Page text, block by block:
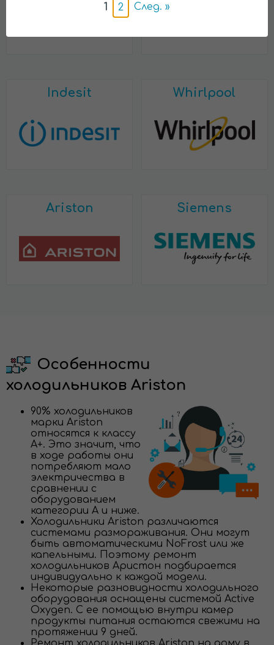
Indesit Whirlpool
Ariston Siemens
Особенности
холодильников Ariston
90% холодильников
марки Ariston
относятся к классу
А+. Это значит, что
в ходе работы они
потребляют мало
электричества в
сравнении с
оборудованием
категории А и ниже.
Холодильники Ariston различаются
системами размораживания. Они могут
быть автоматическими NoFrost или же
капельными. Поэтому ремонт
холодильников Аристон подбирается
индивидуально к каждой модели.
Некоторые разновидности холодильного
оборудования оснащены системой Active
Oxygen. С ее помощью внутри камер
продукты питания остаются свежими на
протяжении 9 дней.
1 2 След. »